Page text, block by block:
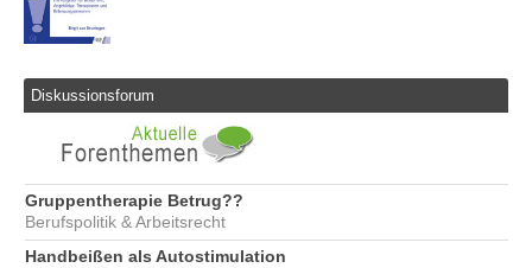
Diskussionsforum
Gruppentherapie Betrug??
Berufspolitik & Arbeitsrecht
Handbeißen als Autostimulation